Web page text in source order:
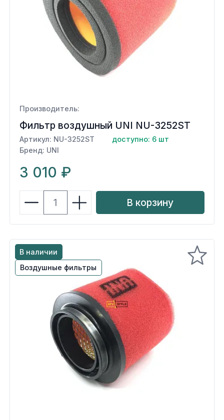
Производитель:
Фильтр воздушный UNI NU-3252ST
Артикул: NU-3252ST
доступно: 6 шт
Бренд: UNI
3 010 ₽
В корзину
В наличии
Воздушные фильтры